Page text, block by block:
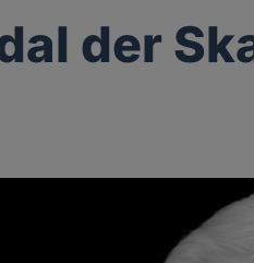
der